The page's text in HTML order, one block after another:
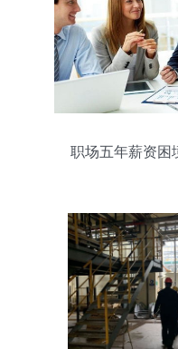
职场五年薪资困